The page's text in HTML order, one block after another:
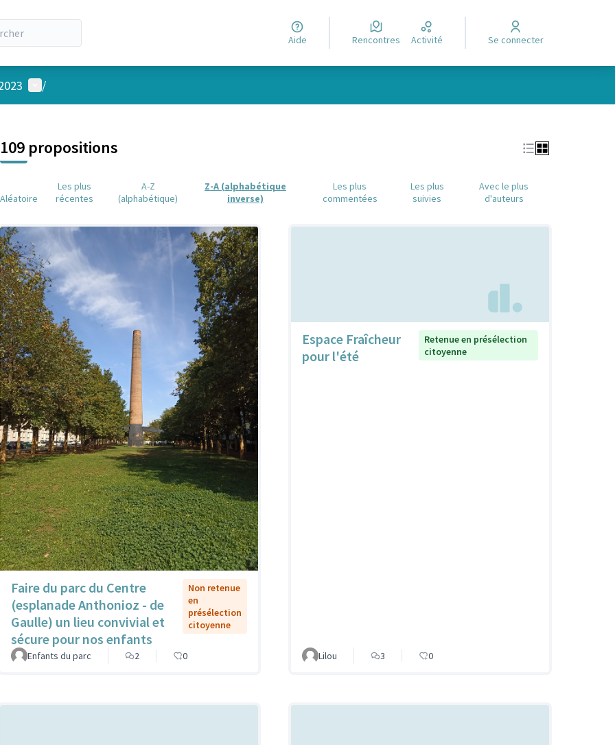
Aide Rencontres Activité Se connecter
Menu utilisateur
/
109 propositions
Aléatoire
Les plus
récentes
A-Z
(alphabétique)
Z-A (alphabétique
inverse)
Les plus
commentées
Les plus
suivies
Avec le plus
d'auteurs
Faire du parc du Centre
(esplanade Anthonioz - de
Gaulle) un lieu convivial et
sécure pour nos enfants
Non retenue
en
présélection
citoyenne
Enfants du parc 2 0
Espace Fraîcheur
pour l'été
Retenue en présélection
citoyenne
Lilou 3 0